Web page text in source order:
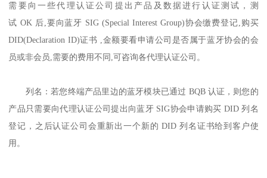
需要向一些代理认证公司提出产品及数据进行认证测试，测
试 OK 后,要向蓝牙 SIG (Special Interest Group)协会缴费登记,购买
DID(Declaration ID)证书 ,金额要看申请公司是否属于蓝牙协会的会
员或非会员,需要的费用不同,可咨询各代理认证公司。
列名：若您终端产品里边的蓝牙模块已通过 BQB 认证，则您的
产品只需要向代理认证公司提出向蓝牙 SIG协会申请购买 DID 列名
登记，之后认证公司会重新出一个新的 DID 列名证书给到客户使
用。